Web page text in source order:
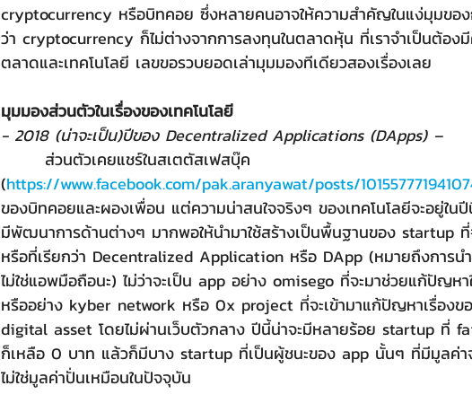
cryptocurrency หรือบิทคอย ซึ่งหลายคนอาจให้ความสำคัญในแง่มุมขอ
ว่า cryptocurrency ก็ไม่ต่างจากการลงทุนในตลาดหุ้น ที่เราจำเป็นต้องมี
ตลาดและเทคโนโลยี เลขขอรวบยอดเล่ามุมมองทีเดียวสองเรื่องเลย
มุมมองส่วนตัวในเรื่องของเทคโนโลยี
- 2018 (น่าจะเป็น)ปีของ Decentralized Applications (DApps) –
(https://www.facebook.com/pak.aranyawat/posts/
ของบิทคอยและผองเพื่อน แต่ความน่าสนใจจริงๆ ของเทคโนโลยีจะอยู่ใน
มีพัฒนาการด้านต่างๆ มากพอให้นำมาใช้สร้างเป็นพื้นฐานของ startup ที่
หรือที่เรียกว่า Decentralized Application หรือ DApp (หมายถึงการนำ
ไม่ใช่แอพมือถือนะ) ไม่ว่าจะเป็น app อย่าง omisego ที่จะมาช่วยแก้ปัญห
หรืออย่าง kyber network หรือ 0x project ที่จะเข้ามาแก้ปัญหาเรื่องข
digital asset โดยไม่ผ่านเว็บตัวกลาง ปีนี้น่าจะมีหลายร้อย startup ที่
ก็เหลือ 0 บาท แล้วก็มีบาง startup ที่เป็นผู้ชนะของ app นั้นๆ ที่มีมูลค่
ไม่ใช่มูลค่าปั่นเหมือนในปัจจุบัน